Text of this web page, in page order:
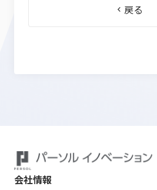
戻る
会社情報